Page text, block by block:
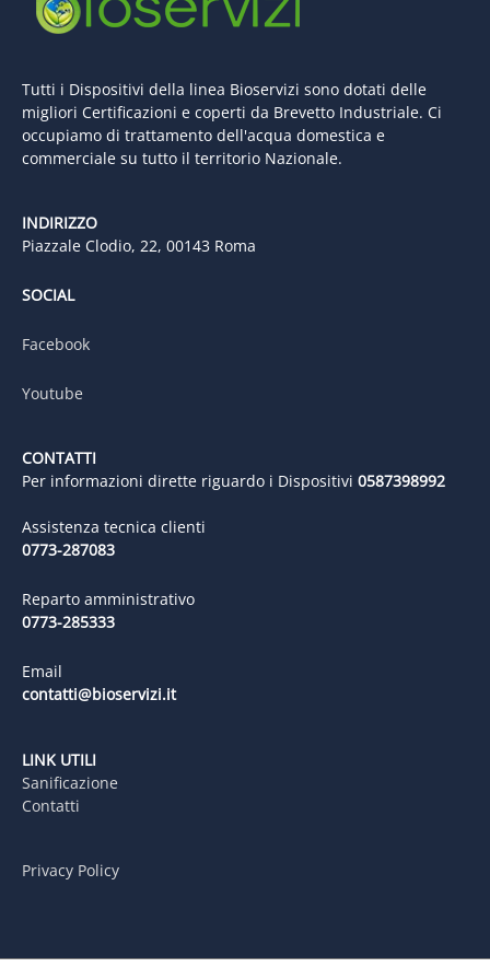
Tutti i Dispositivi della linea Bioservizi sono dotati delle
migliori Certificazioni e coperti da Brevetto Industriale. Ci
occupiamo di trattamento dell'acqua domestica e
commerciale su tutto il territorio Nazionale.
INDIRIZZO
Piazzale Clodio, 22, 00143 Roma
SOCIAL
Facebook
Youtube
CONTATTI
Per informazioni dirette riguardo i Dispositivi 0587398992
Assistenza tecnica clienti
0773-287083
Reparto amministrativo
0773-285333
Email
contatti@bioservizi.it
LINK UTILI
Sanificazione
Contatti
Privacy Policy